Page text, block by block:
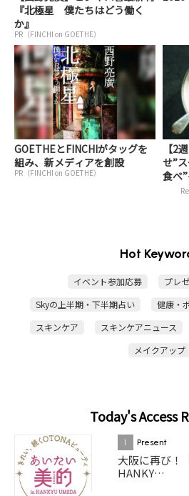
『北極星 僕たちはどう働く
か』
PR（FINCHI on GOETHE）
GOETHEとFINCHIがタッグを
組み、新メディアを創設
PR（FINCHI on GOETHE）
【2
せ”
食べ
Hot
イベント参加応募 プレ
Skyの上半期・下半期占い
健康・
スキンケア
スキンケアニュース
メイクアップ
Today's Access
1 Present
大阪に再び！
HANKY…